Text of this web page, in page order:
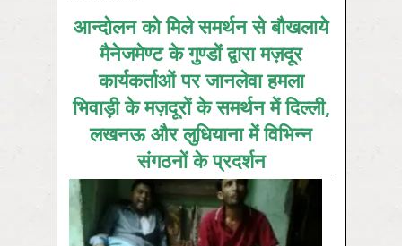
आन्दोलन को मिले समर्थन से बौखलाये
मैनेजमेण्ट के गुण्डों द्वारा मज़दूर
कार्यकर्ताओं पर जानलेवा हमला
भिवाड़ी के मज़दूरों के समर्थन में दिल्ली,
लखनऊ और लुधियाना में विभिन्न
संगठनों के प्रदर्शन